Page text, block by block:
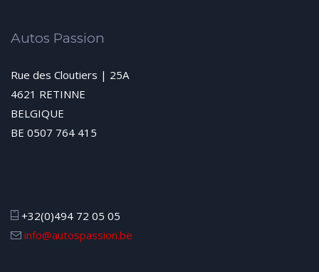
Autos Passion
Rue des Cloutiers | 25A
4621 RETINNE
BELGIQUE
BE 0507 764 415
+32(0)494 72 05 05
info@autospassion.be